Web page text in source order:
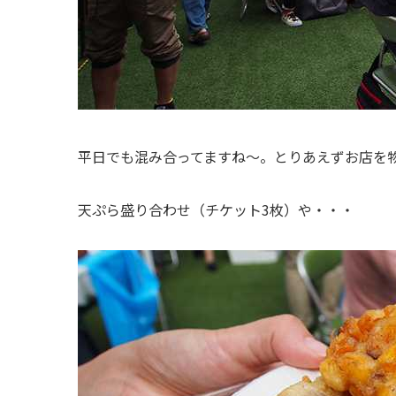
平日でも混み合ってますね～。とりあえずお店を
天ぷら盛り合わせ（チケット3枚）や・・・